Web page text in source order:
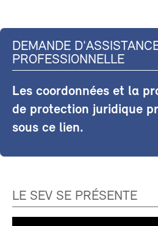
DEMANDE
PROFESSIONNELLE
Les coordonnées et la
de protection juridique
sous ce lien.
LE SEV SE PRÉSENTE